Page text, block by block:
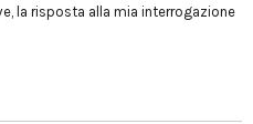
la risposta alla mia interrogazione